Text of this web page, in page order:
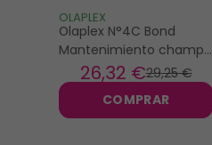
OLAPLEX
Olaplex N°4C Bond
Mantenimiento champú
clarificante 250ml
29,25 €
26,32 €
COMPRAR